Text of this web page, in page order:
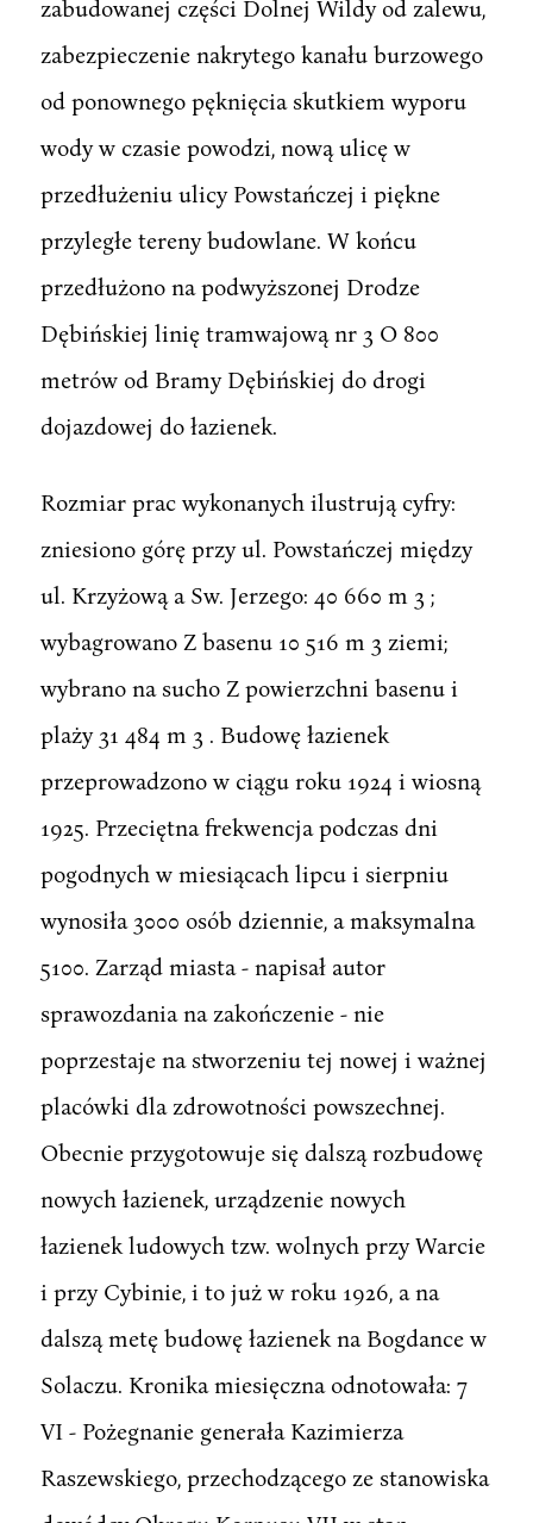
zabudowanej części Dolnej Wildy od zalewu,
zabezpieczenie nakrytego kanału burzowego
od ponownego pęknięcia skutkiem wyporu
wody w czasie powodzi, nową ulicę w
przedłużeniu ulicy Powstańczej i piękne
przyległe tereny budowlane. W końcu
przedłużono na podwyższonej Drodze
Dębińskiej linię tramwajową nr 3 O 800
metrów od Bramy Dębińskiej do drogi
dojazdowej do łazienek.
Rozmiar prac wykonanych ilustrują cyfry:
zniesiono górę przy ul. Powstańczej między
ul. Krzyżową a Sw. Jerzego: 40 660 m 3 ;
wybagrowano Z basenu 10 516 m 3 ziemi;
wybrano na sucho Z powierzchni basenu i
plaży 31 484 m 3 . Budowę łazienek
przeprowadzono w ciągu roku 1924 i wiosną
1925. Przeciętna frekwencja podczas dni
pogodnych w miesiącach lipcu i sierpniu
wynosiła 3000 osób dziennie, a maksymalna
5100. Zarząd miasta - napisał autor
sprawozdania na zakończenie - nie
poprzestaje na stworzeniu tej nowej i ważnej
placówki dla zdrowotności powszechnej.
Obecnie przygotowuje się dalszą rozbudowę
nowych łazienek, urządzenie nowych
łazienek ludowych tzw. wolnych przy Warcie
i przy Cybinie, i to już w roku 1926, a na
dalszą metę budowę łazienek na Bogdance w
Solaczu. Kronika miesięczna odnotowała: 7
VI - Pożegnanie generała Kazimierza
Raszewskiego, przechodzącego ze stanowiska